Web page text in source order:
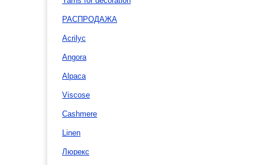
РАСПРОДАЖА
Acrilyc
Angora
Alpaca
Viscose
Cashmere
Linen
Люрекс